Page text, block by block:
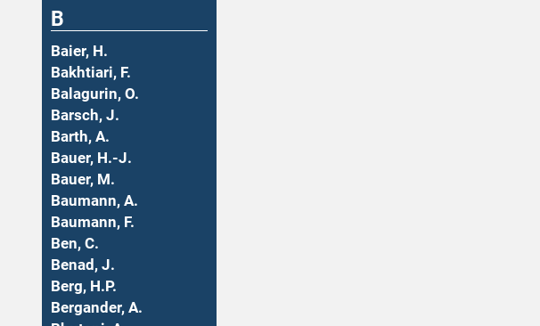
B
Baier, H.
Bakhtiari, F.
Balagurin, O.
Barsch, J.
Barth, A.
Bauer, H.-J.
Bauer, M.
Baumann, A.
Baumann, F.
Ben, C.
Benad, J.
Berg, H.P.
Bergander, A.